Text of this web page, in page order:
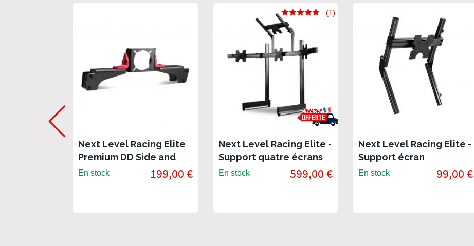
Next Level Racing Elite
Premium DD Side and
Front mount adapter -
Adapteur pour volants
En stock 199,00 €
Next Level Racing Elite -
Support quatre écrans
Freestanding, gris
(1)
En stock 599,00 €
Next Level Racing Elite -
Support écran
Freestanding overhead,
En stock 99,00 €